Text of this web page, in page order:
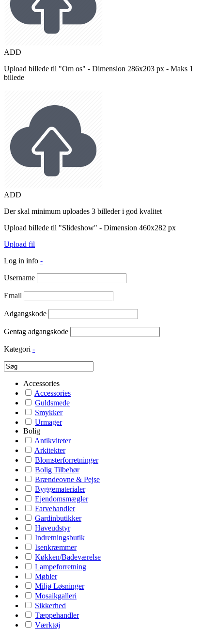
ADD
Upload billede til "Om os" - Dimension 286x203 px - Maks 1
billede
ADD
Der skal minimum uploades 3 billeder i god kvalitet
Upload billede til "Slideshow" - Dimension 460x282 px
Upload fil
Log in info -
Username
Email
Adgangskode
Gentag adgangskode
Kategori -
Accessories
Accessories
Guldsmede
Smykker
Urmager
Bolig
Antikviteter
Arkitekter
Blomsterforretninger
Bolig Tilbehør
Brændeovne & Pejse
Byggematerialer
Ejendomsmægler
Farvehandler
Gardinbutikker
Haveudstyr
Indretningsbutik
Isenkræmmer
Køkken/Badeværelse
Lampeforretning
Møbler
Miljø Løsninger
Mosaikgalleri
Sikkerhed
Tæppehandler
Værktøj